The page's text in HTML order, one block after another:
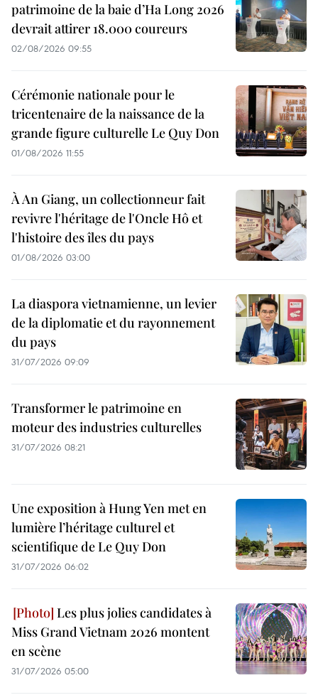
patrimoine de la baie d’Ha Long 2026
devrait attirer 18.000 coureurs
02/08/2026 09:55
Cérémonie nationale pour le
tricentenaire de la naissance de la
grande figure culturelle Le Quy Don
01/08/2026 11:55
À An Giang, un collectionneur fait
revivre l'héritage de l'Oncle Hô et
l'histoire des îles du pays
01/08/2026 03:00
La diaspora vietnamienne, un levier
de la diplomatie et du rayonnement
du pays
31/07/2026 09:09
Transformer le patrimoine en
moteur des industries culturelles
31/07/2026 08:21
Une exposition à Hung Yen met en
lumière l’héritage culturel et
scientifique de Le Quy Don
31/07/2026 06:02
Les plus jolies candidates à
Miss Grand Vietnam 2026 montent
en scène
31/07/2026 05:00